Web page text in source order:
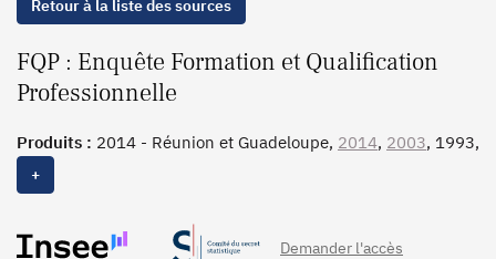
Retour à la liste des sources
FQP : Enquête Formation et Qualification
Professionnelle
Produits : 2014 - Réunion et Guadeloupe, 2014, 2003, 1993,
1985, 1977, 1970
+
Demander l'accès